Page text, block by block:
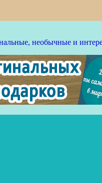
необычные и